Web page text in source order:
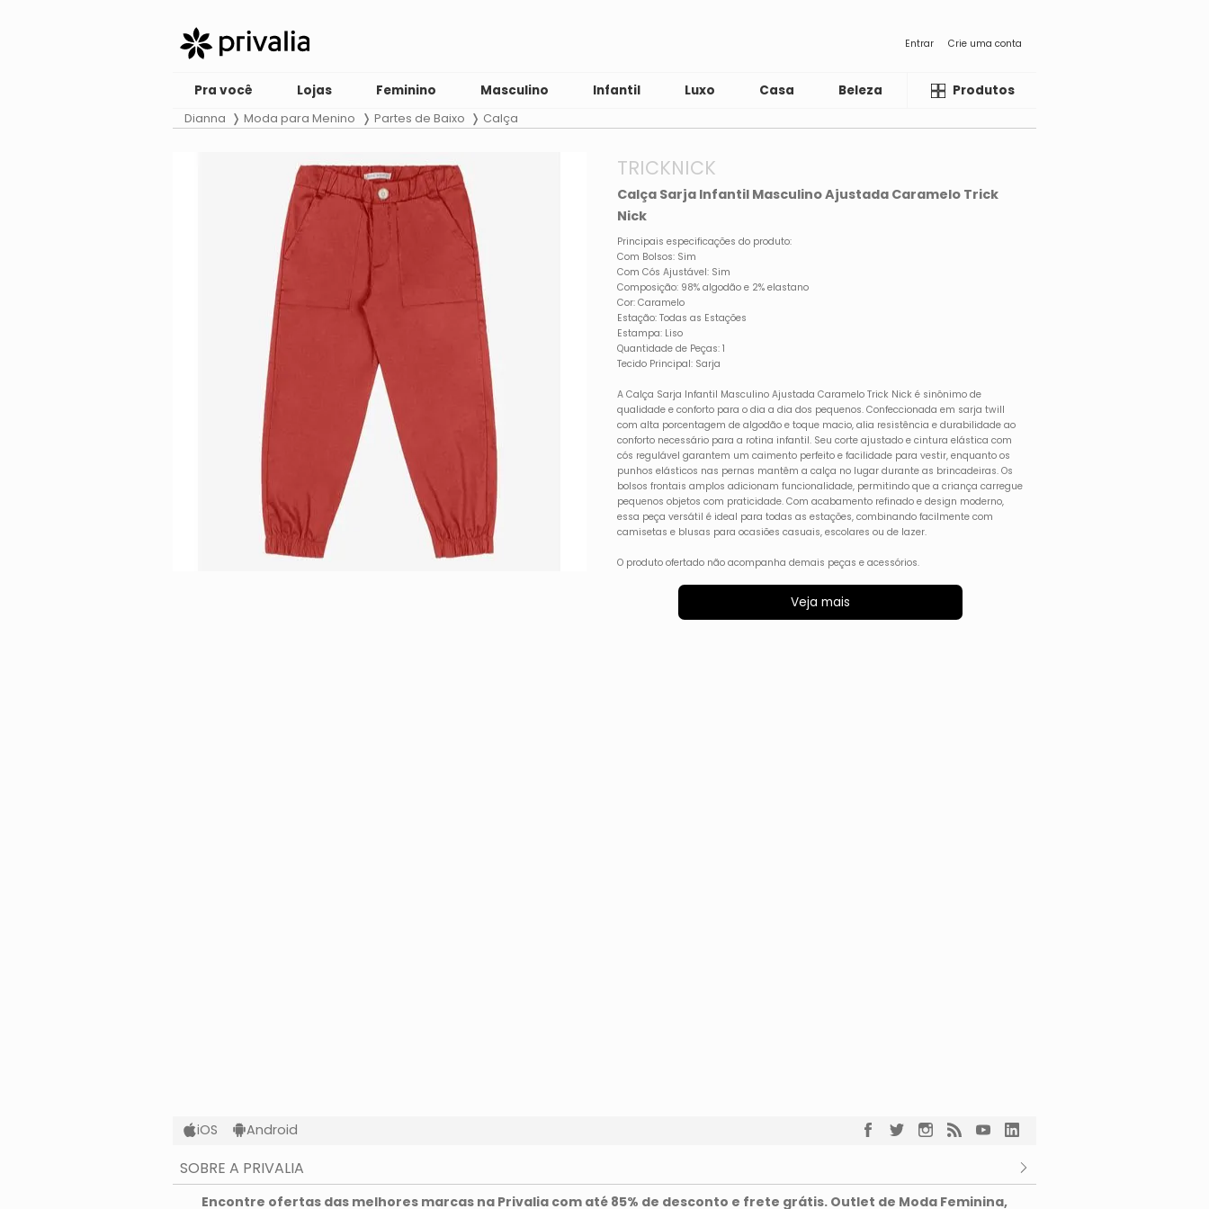
Entrar Crie uma conta
Pra você Lojas Feminino Masculino Infantil Luxo Casa Beleza LiquidaProdutos
Dianna Moda para Menino Partes de Baixo Calça
TRICKNICK
Calça Sarja Infantil Masculino Ajustada Caramelo Trick
Nick
Principais especificações do produto:
Com Bolsos: Sim
Com Cós Ajustável: Sim
Composição: 98% algodão e 2% elastano
Cor: Caramelo
Estação: Todas as Estações
Estampa: Liso
Quantidade de Peças: 1
Tecido Principal: Sarja
A Calça Sarja Infantil Masculino Ajustada Caramelo Trick Nick é sinônimo de
qualidade e conforto para o dia a dia dos pequenos. Confeccionada em sarja twill
com alta porcentagem de algodão e toque macio, alia resistência e durabilidade ao
conforto necessário para a rotina infantil. Seu corte ajustado e cintura elástica com
cós regulável garantem um caimento perfeito e facilidade para vestir, enquanto os
punhos elásticos nas pernas mantêm a calça no lugar durante as brincadeiras. Os
bolsos frontais amplos adicionam funcionalidade, permitindo que a criança carregue
pequenos objetos com praticidade. Com acabamento refinado e design moderno,
essa peça versátil é ideal para todas as estações, combinando facilmente com
camisetas e blusas para ocasiões casuais, escolares ou de lazer.
O produto ofertado não acompanha demais peças e acessórios.
Veja mais
iOS Android
SOBRE A PRIVALIA
O que é a Privalia?
Encontre ofertas das melhores marcas na Privalia com até 85% de desconto e frete grátis. Outlet de Moda Feminina,